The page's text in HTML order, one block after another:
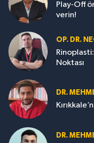
Play-Off
verin!
OP. DR.
Noktası
DR.
DR.